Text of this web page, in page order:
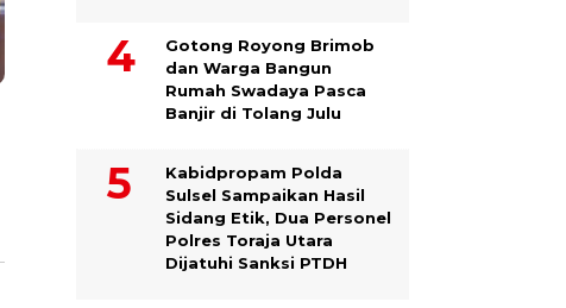
Gotong Royong Brimob
dan Warga Bangun
Rumah Swadaya Pasca
Banjir di Tolang Julu
Kabidpropam Polda
Sulsel Sampaikan Hasil
Sidang Etik, Dua Personel
Polres Toraja Utara
Dijatuhi Sanksi PTDH